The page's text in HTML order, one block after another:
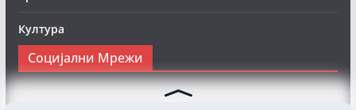
Култура
Социјални Мрежи